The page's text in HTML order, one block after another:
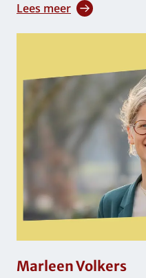
Lees meer
Marleen Volkers